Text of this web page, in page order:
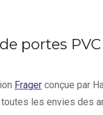
portes PVC
Frager conçue par
toutes les envies des